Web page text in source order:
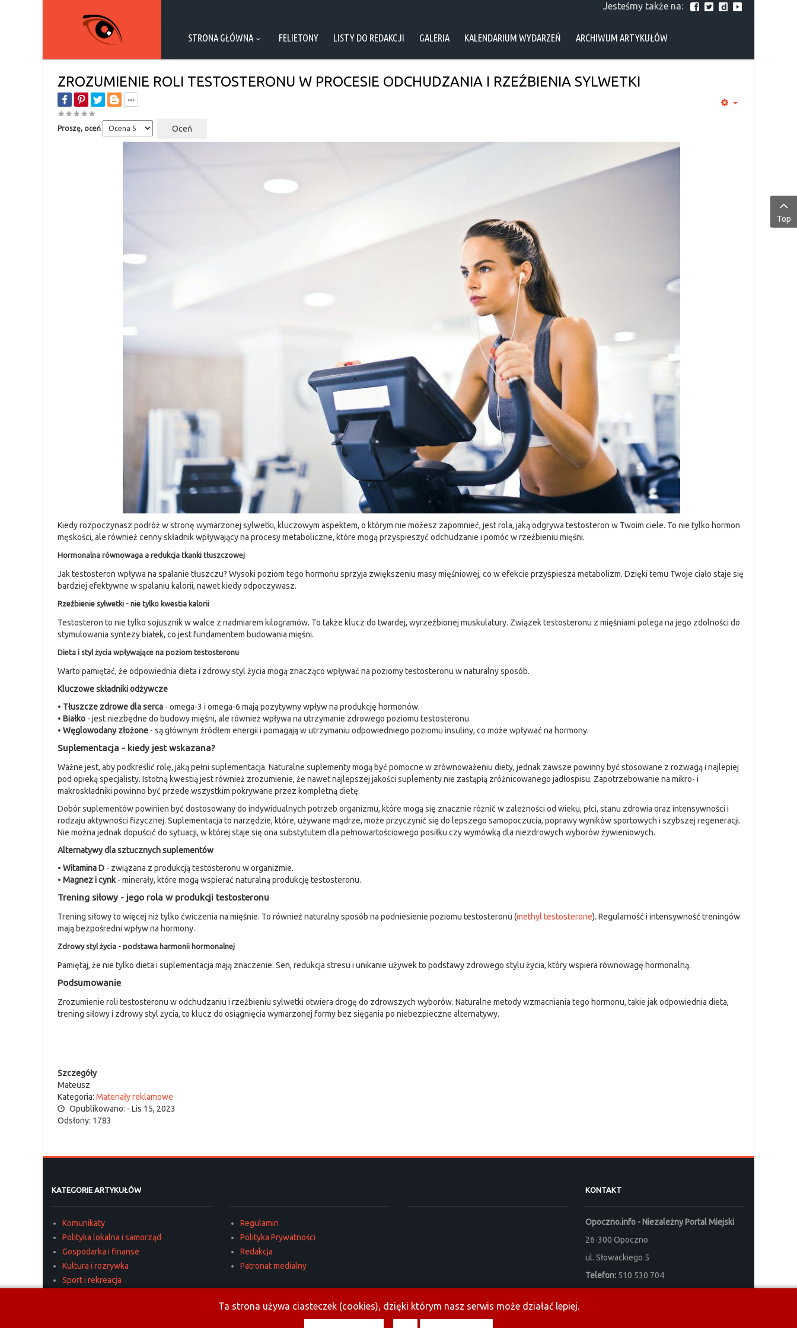
Jesteśmy także na:
STRONA GŁÓWNA FELIETONY LISTY DO REDAKCJI GALERIA KALENDARIUM WYDARZEŃ ARCHIWUM ARTYKUŁÓW
ZROZUMIENIE ROLI TESTOSTERONU W PROCESIE ODCHUDZANIA I RZEŹBIENIA SYLWETKI
Proszę, oceń
Kiedy rozpoczynasz podróż w stronę wymarzonej sylwetki, kluczowym aspektem, o którym nie możesz zapomnieć, jest rola, jaką odgrywa testosteron w Twoim ciele. To nie tylko hormon
męskości, ale również cenny składnik wpływający na procesy metaboliczne, które mogą przyspieszyć odchudzanie i pomóc w rzeźbieniu mięśni.
Hormonalna równowaga a redukcja tkanki tłuszczowej
Jak testosteron wpływa na spalanie tłuszczu? Wysoki poziom tego hormonu sprzyja zwiększeniu masy mięśniowej, co w efekcie przyspiesza metabolizm. Dzięki temu Twoje ciało staje się
bardziej efektywne w spalaniu kalorii, nawet kiedy odpoczywasz.
Rzeźbienie sylwetki - nie tylko kwestia kalorii
Testosteron to nie tylko sojusznik w walce z nadmiarem kilogramów. To także klucz do twardej, wyrzeźbionej muskulatury. Związek testosteronu z mięśniami polega na jego zdolności do
stymulowania syntezy białek, co jest fundamentem budowania mięśni.
Dieta i styl życia wpływające na poziom testosteronu
Warto pamiętać, że odpowiednia dieta i zdrowy styl życia mogą znacząco wpływać na poziomy testosteronu w naturalny sposób.
Kluczowe składniki odżywcze
• Tłuszcze zdrowe dla serca - omega-3 i omega-6 mają pozytywny wpływ na produkcję hormonów.
• Białko - jest niezbędne do budowy mięśni, ale również wpływa na utrzymanie zdrowego poziomu testosteronu.
• Węglowodany złożone - są głównym źródłem energii i pomagają w utrzymaniu odpowiedniego poziomu insuliny, co może wpływać na hormony.
Suplementacja - kiedy jest wskazana?
Ważne jest, aby podkreślić rolę, jaką pełni suplementacja. Naturalne suplementy mogą być pomocne w zrównoważeniu diety, jednak zawsze powinny być stosowane z rozwagą i najlepiej
pod opieką specjalisty. Istotną kwestią jest również zrozumienie, że nawet najlepszej jakości suplementy nie zastąpią zróżnicowanego jadłospisu. Zapotrzebowanie na mikro- i
makroskładniki powinno być przede wszystkim pokrywane przez kompletną dietę.
Dobór suplementów powinien być dostosowany do indywidualnych potrzeb organizmu, które mogą się znacznie różnić w zależności od wieku, płci, stanu zdrowia oraz intensywności i
rodzaju aktywności fizycznej. Suplementacja to narzędzie, które, używane mądrze, może przyczynić się do lepszego samopoczucia, poprawy wyników sportowych i szybszej regeneracji.
Nie można jednak dopuścić do sytuacji, w której staje się ona substytutem dla pełnowartościowego posiłku czy wymówką dla niezdrowych wyborów żywieniowych.
Alternatywy dla sztucznych suplementów
• Witamina D - związana z produkcją testosteronu w organizmie.
• Magnez i cynk - minerały, które mogą wspierać naturalną produkcję testosteronu.
Trening siłowy - jego rola w produkcji testosteronu
Trening siłowy to więcej niż tylko ćwiczenia na mięśnie. To również naturalny sposób na podniesienie poziomu testosteronu (methyl testosterone). Regularność i intensywność treningów
mają bezpośredni wpływ na hormony.
Zdrowy styl życia - podstawa harmonii hormonalnej
Pamiętaj, że nie tylko dieta i suplementacja mają znaczenie. Sen, redukcja stresu i unikanie używek to podstawy zdrowego stylu życia, który wspiera równowagę hormonalną.
Podsumowanie
Zrozumienie roli testosteronu w odchudzaniu i rzeźbieniu sylwetki otwiera drogę do zdrowszych wyborów. Naturalne metody wzmacniania tego hormonu, takie jak odpowiednia dieta,
trening siłowy i zdrowy styl życia, to klucz do osiągnięcia wymarzonej formy bez sięgania po niebezpieczne alternatywy.
Szczegóły
Mateusz
Kategoria: Materiały reklamowe
Opublikowano: - Lis 15, 2023
Odsłony: 1783
KATEGORIE ARTYKUŁÓW
Komunikaty
Polityka lokalna i samorząd
Gospodarka i finanse
Kultura i rozrywka
Sport i rekreacja
Regulamin
Polityka Prywatności
Redakcja
Patronat medialny
KONTAKT
Opoczno.info - Niezależny Portal Miejski
26-300 Opoczno
ul. Słowackiego 5
Telefon: 510 530 704
Top
Ta strona używa ciasteczek (cookies), dzięki którym nasz serwis może działać lepiej.